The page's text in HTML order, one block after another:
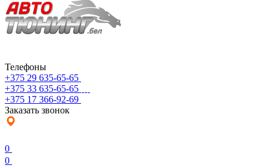
Телефоны
+375 29 635-65-65
+375 33 635-65-65
+375 17 366-92-69
Заказать звонок
0
0